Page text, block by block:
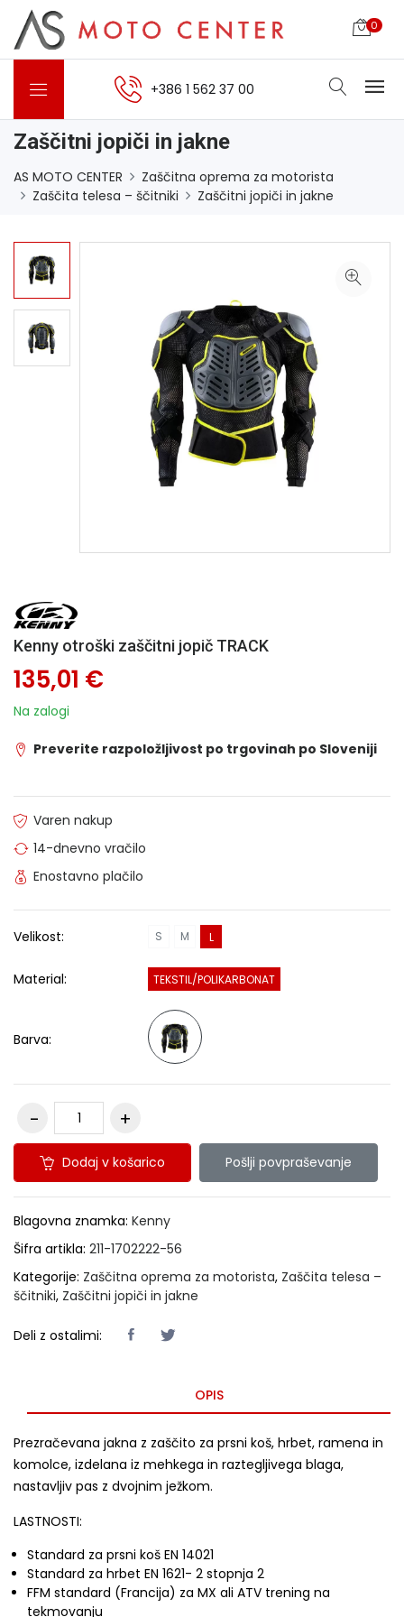
0
+386 1 562 37 00
Zaščitni jopiči in jakne
AS MOTO CENTER
Zaščitna oprema za motorista
Zaščita telesa – ščitniki
Zaščitni jopiči in jakne
Kenny otroški zaščitni jopič TRACK
135,01 €
Na zalogi
Preverite razpoložljivost po trgovinah po Sloveniji
Varen nakup
14-dnevno vračilo
Enostavno plačilo
Velikost: S M L
Material: TEKSTIL/POLIKARBONAT
Barva:
Dodaj v košarico Pošlji povpraševanje
Blagovna znamka: Kenny
Šifra artikla: 211-1702222-56
Kategorije: Zaščitna oprema za motorista, Zaščita telesa –
ščitniki, Zaščitni jopiči in jakne
Deli z ostalimi:
OPIS
Prezračevana jakna z zaščito za prsni koš, hrbet, ramena in
komolce, izdelana iz mehkega in raztegljivega blaga,
nastavljiv pas z dvojnim ježkom.
LASTNOSTI:
Standard za prsni koš EN 14021
Standard za hrbet EN 1621- 2 stopnja 2
FFM standard (Francija) za MX ali ATV trening na
tekmovanju